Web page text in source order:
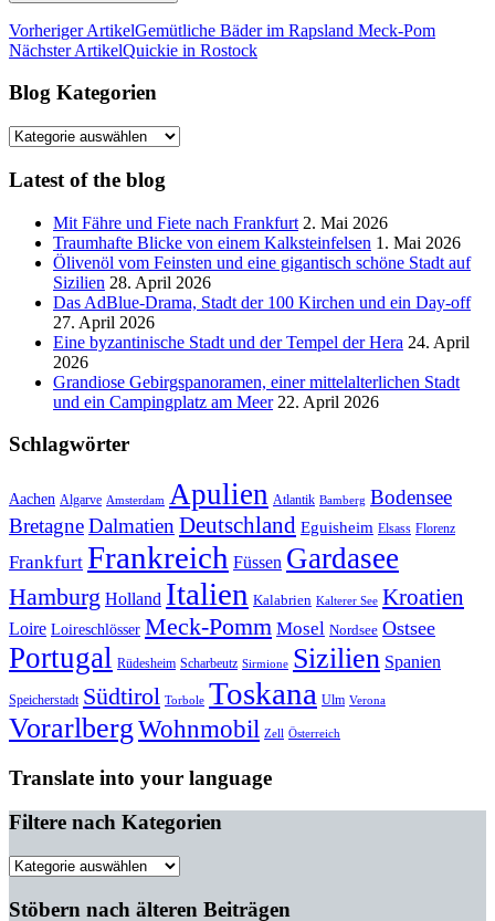
Vorheriger ArtikelGemütliche Bäder im Rapsland Meck-Pom
Nächster ArtikelQuickie in Rostock
Blog Kategorien
Blog
Latest of the blog
Mit Fähre und Fiete nach Frankfurt 2. Mai 2026
Traumhafte Blicke von einem Kalksteinfelsen 1. Mai 2026
Ölivenöl vom Feinsten und eine gigantisch schöne Stadt auf
Sizilien 28. April 2026
Das AdBlue-Drama, Stadt der 100 Kirchen und ein Day-off
27. April 2026
Eine byzantinische Stadt und der Tempel der Hera 24. April
2026
Grandiose Gebirgspanoramen, einer mittelalterlichen Stadt
und ein Campingplatz am Meer 22. April 2026
Schlagwörter
Aachen Algarve Amsterdam Apulien Atlantik Bamberg Bodensee
BretagneDalmatien Deutschland Eguisheim Elsass Florenz
Frankfurt Frankreich Füssen Gardasee
Hamburg Holland Italien Kalabrien Kalterer See Kroatien
Loire Loireschlösser Meck-Pomm Mosel Nordsee Ostsee
Portugal Rüdesheim Scharbeutz Sirmione Sizilien Spanien
Speicherstadt Südtirol Torbole Toskana Ulm Verona
VorarlbergWohnmobil Zell Österreich
Translate into your language
Filtere nach Kategorien
Filtere
Kategorien
Stöbern nach älteren Beiträgen